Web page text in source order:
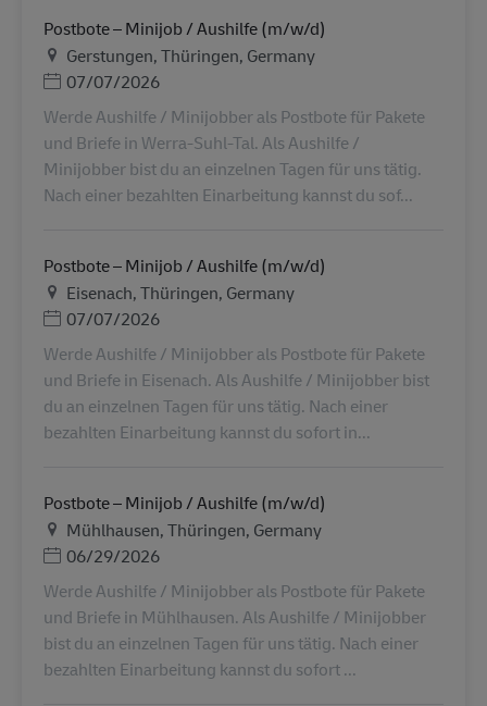
Postbote – Minijob / Aushilfe (m/w/d)
地点Gerstungen, Thüringen, Germany
Posted Date
07/07/2026
Werde Aushilfe / Minijobber als Postbote für Pakete
und Briefe in Werra-Suhl-Tal. Als Aushilfe /
Minijobber bist du an einzelnen Tagen für uns tätig.
Nach einer bezahlten Einarbeitung kannst du sof...
Postbote – Minijob / Aushilfe (m/w/d)
地点Eisenach, Thüringen, Germany
Posted Date
07/07/2026
Werde Aushilfe / Minijobber als Postbote für Pakete
und Briefe in Eisenach. Als Aushilfe / Minijobber bist
du an einzelnen Tagen für uns tätig. Nach einer
bezahlten Einarbeitung kannst du sofort in...
Postbote – Minijob / Aushilfe (m/w/d)
地点Mühlhausen, Thüringen, Germany
Posted Date
06/29/2026
Werde Aushilfe / Minijobber als Postbote für Pakete
und Briefe in Mühlhausen. Als Aushilfe / Minijobber
bist du an einzelnen Tagen für uns tätig. Nach einer
bezahlten Einarbeitung kannst du sofort ...